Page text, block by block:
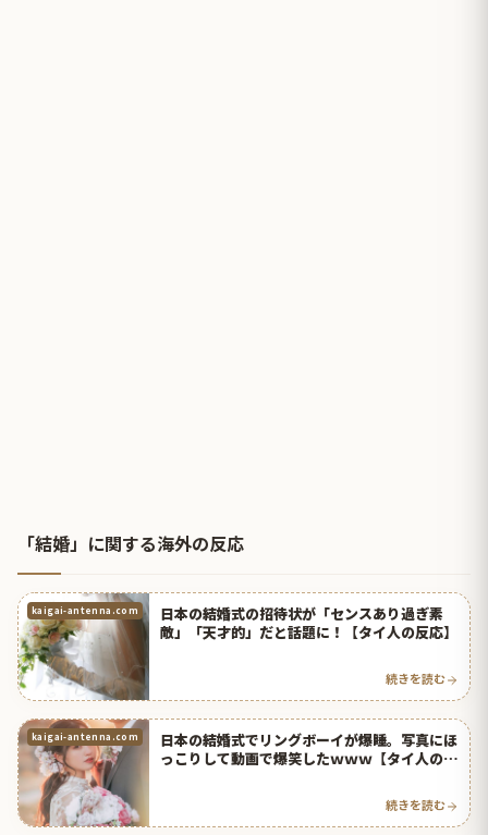
「結婚」に関する海外の反応
kaigai-antenna.com
日本の結婚式の招待状が「センスあり過ぎ素
敵」「天才的」だと話題に！【タイ人の反応】
続きを読む
kaigai-antenna.com
日本の結婚式でリングボーイが爆睡。写真にほ
っこりして動画で爆笑したｗｗｗ【タイ人の反
続きを読む